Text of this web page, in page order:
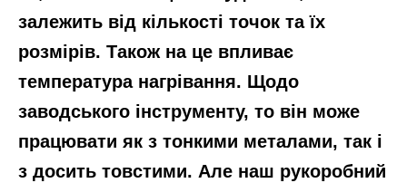
залежить від кількості точок та їх
розмірів. Також на це впливає
температура нагрівання. Щодо
заводського інструменту, то він може
працювати як з тонкими металами, так і
з досить товстими. Але наш рукоробний